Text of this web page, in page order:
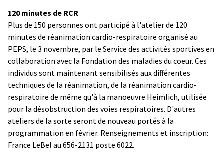
120 minutes de RCR
Plus de 150 personnes ont participé à l'atelier de 120
minutes de réanimation cardio-respiratoire organisé au
PEPS, le 3 novembre, par le Service des activités sportives en
collaboration avec la Fondation des maladies du coeur. Ces
individus sont maintenant sensibilisés aux différentes
techniques de la réanimation, de la réanimation cardio-
respiratoire de même qu'à la manoeuvre Heimlich, utilisée
pour la désobstruction des voies respiratoires. D'autres
ateliers de la sorte seront de nouveau portés à la
programmation en février. Renseignements et inscription:
France LeBel au 656-2131 poste 6022.